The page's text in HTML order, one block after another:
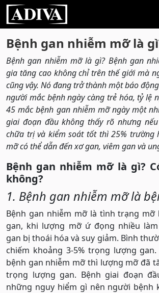
Bệnh gan nhiễm mỡ là
Bệnh gan nhiễm mỡ là gì? Bệnh gan
gia tăng cao không chỉ trên thế giới mà
cũng vậy. Nó đang trở thành một báo
người mắc bệnh ngày càng trẻ hóa, tỷ lệ
45 mắc bệnh gan nhiễm mỡ ngày một
giai đoạn đầu không thấy rõ nhưng
chữa trị và kiểm soát tốt thì 25% trường
mỡ có thể dẫn đến xơ gan, viêm gan và
Bệnh gan nhiễm mỡ là gì?
không?
1. Bệnh gan nhiễm mỡ là
Bệnh gan nhiễm mỡ là tình trạng
gan, khi lượng mỡ ứ đọng nhiều
gan bị thoái hóa và suy giảm. Bình
chiếm khoảng 3-5% trọng lượng
bệnh gan nhiễm mỡ thì lượng mỡ đã
trọng lượng gan. Bệnh giai đoạn
những nguy hiểm gì nên người bệnh